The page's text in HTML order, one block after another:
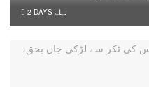
2 DAYS پہلے